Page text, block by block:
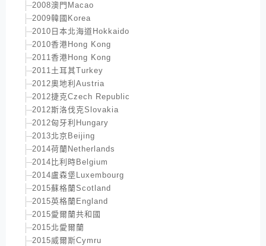
2008澳門Macao
2009韓國Korea
2010日本北海道Hokkaido
2010香港Hong Kong
2011香港Hong Kong
2011土耳其Turkey
2012奧地利Austria
2012捷克Czech Republic
2012斯洛伐克Slovakia
2012匈牙利Hungary
2013北京Beijing
2014荷蘭Netherlands
2014比利時Belgium
2014盧森堡Luxembourg
2015蘇格蘭Scotland
2015英格蘭England
2015愛爾蘭共和國
2015北愛爾蘭
2015威爾斯Cymru